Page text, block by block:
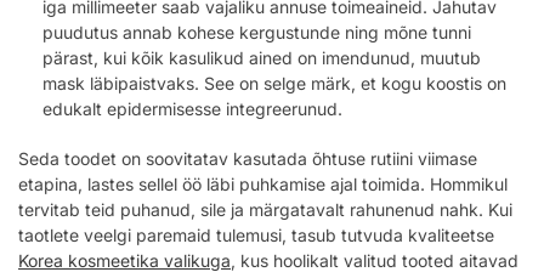
iga millimeeter saab vajaliku annuse toimeaineid. Jahutav
puudutus annab kohese kergustunde ning mõne tunni
pärast, kui kõik kasulikud ained on imendunud, muutub
mask läbipaistvaks. See on selge märk, et kogu koostis on
edukalt epidermisesse integreerunud.
Seda toodet on soovitatav kasutada õhtuse rutiini viimase
etapina, lastes sellel öö läbi puhkamise ajal toimida. Hommikul
tervitab teid puhanud, sile ja märgatavalt rahunenud nahk. Kui
taotlete veelgi paremaid tulemusi, tasub tutvuda kvaliteetse
Korea kosmeetika valikuga, kus hoolikalt valitud tooted aitavad